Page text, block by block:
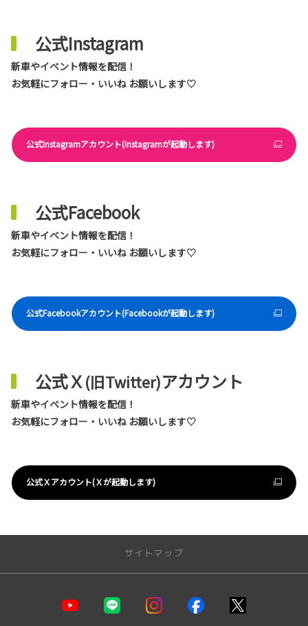
公式Instagram
新車やイベント情報を配信！
お気軽にフォロー・いいね お願いします♡
公式Instagramアカウント(Instagramが起動します)
公式Facebook
新車やイベント情報を配信！
お気軽にフォロー・いいね お願いします♡
公式Facebookアカウント(Facebookが起動します)
公式Ｘ(旧Twitter)アカウント
新車やイベント情報を配信！
お気軽にフォロー・いいね お願いします♡
公式Ｘアカウント(Ｘが起動します)
サイトマップ